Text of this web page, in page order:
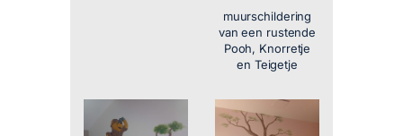
muurschildering
van een rustende
Pooh, Knorretje
en Teigetje